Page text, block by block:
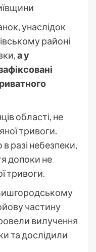
унаслідок
районі
а у
області, не
тривоги.
разі небезпеки,
допоки не
тривоги.
частину
вилучення
та дослідили